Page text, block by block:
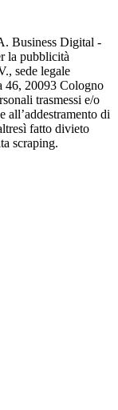
Business Digital -
la pubblicità
sede legale
46, 20093 Cologno
trasmessi e/o
di
fatto divieto
scraping.